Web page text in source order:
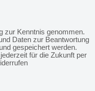
zur Kenntnis genommen.
Daten zur Beantwortung
gespeichert werden.
für die Zukunft per